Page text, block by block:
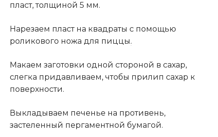
пласт, толщиной 5 мм.
Нарезаем пласт на квадраты с помощью
роликового ножа для пиццы.
Макаем заготовки одной стороной в сахар,
слегка придавливаем, чтобы прилип сахар к
поверхности.
Выкладываем печенье на противень,
застеленный пергаментной бумагой.